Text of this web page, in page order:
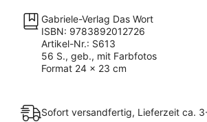
Gabriele-Verlag Das Wort
ISBN: 9783892012726
Artikel-Nr.: S613
56 S., geb., mit Farbfotos
Format 24 x 23 cm
Sofort versandfertig, Lieferzeit ca.